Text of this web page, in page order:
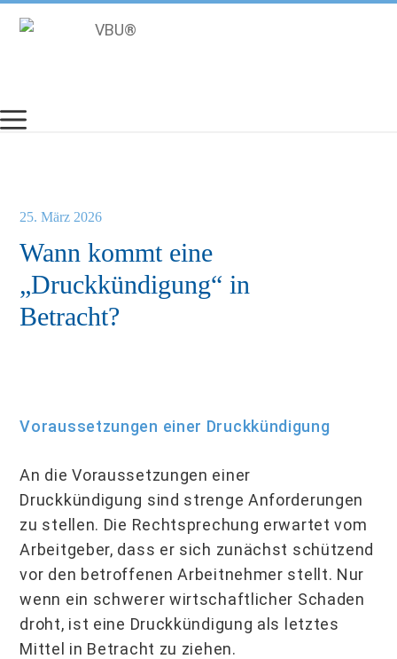
Inhalt
Wann kommt eine
„Druckkündigung“ in
Betracht?
25. März 2026
Voraussetzungen einer Druckkündigung
An die Voraussetzungen einer
Druckkündigung sind strenge Anforderungen
zu stellen. Die Rechtsprechung erwartet vom
Arbeitgeber, dass er sich zunächst schützend
vor den betroffenen Arbeitnehmer stellt. Nur
wenn ein schwerer wirtschaftlicher Schaden
droht, ist eine Druckkündigung als letztes
Mittel in Betracht zu ziehen.